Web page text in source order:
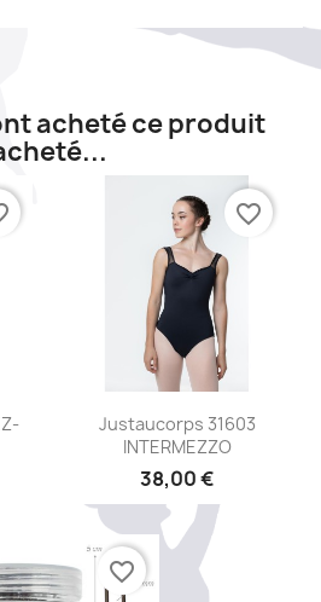
acheté ce produit
Aperçu rapide
Justaucorps 31603
INTERMEZZO
38,00 €
favorite_border
favorite_border